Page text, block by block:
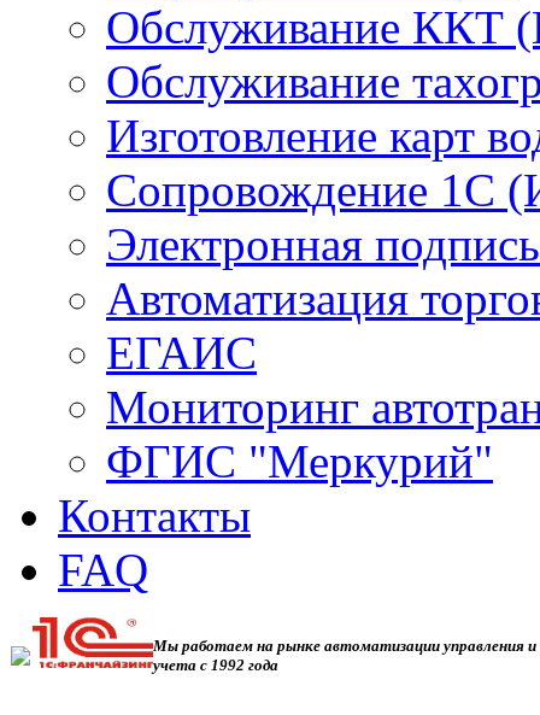
Обслуживание ККТ
Обслуживание
Изготовление карт
Сопровождение 1С
Электронная подпись
Автоматизация
ЕГАИС
Мониторинг
ФГИС "Меркурий"
Контакты
FAQ
Мы работаем на рынке автоматизации управления и
учета с 1992 года